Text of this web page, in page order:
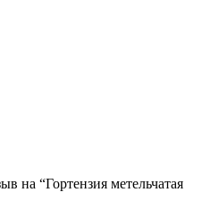
на “Гортензия метельчатая